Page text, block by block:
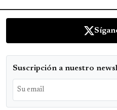
Suscripción a nuestro